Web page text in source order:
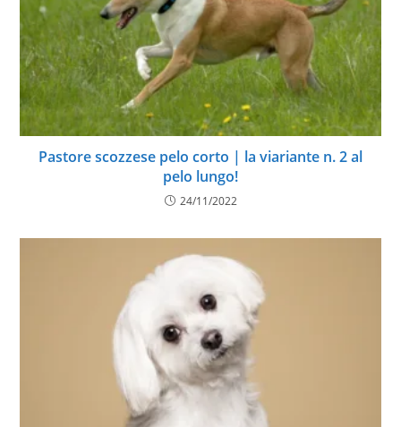
Pastore scozzese pelo corto | la viariante n. 2 al
pelo lungo!
24/11/2022